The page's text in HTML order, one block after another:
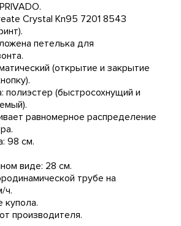
Crystal Kn95 7201 8543
петелька для
(открытие и закрытие
полиэстер (быстросохнущий и
равномерное распределение
98 см.
виде: 28 см.
трубе на
ч.
купола.
производителя.